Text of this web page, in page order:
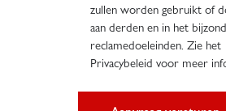
zullen worden gebruikt of
aan derden en in het
reclamedoeleinden. Zie het
Privacybeleid voor meer